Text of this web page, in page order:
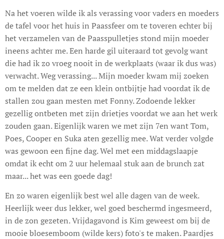
Na het voeren wilde ik als verassing voor vaders en moeders
de tafel voor het huis in Paassfeer om te toveren echter bij
het verzamelen van de Paasspulletjes stond mijn moeder
ineens achter me. Een harde gil uiteraard tot gevolg want
die had ik zo vroeg nooit in de werkplaats (waar ik dus was)
verwacht. Weg verassing... Mijn moeder kwam mij zoeken
om te melden dat ze een klein ontbijtje had voordat ik de
stallen zou gaan mesten met Fonny. Zodoende lekker
gezellig ontbeten met zijn drietjes voordat we aan het werk
zouden gaan. Eigenlijk waren we met zijn 7en want Tom,
Poes, Cooper en Suka aten gezellig mee. Wat verder volgde
was gewoon een fijne dag. Wel met een middagslaapje
omdat ik echt om 2 uur helemaal stuk aan de brunch zat
maar... het was een goede dag!
En zo waren eigenlijk best wel alle dagen van de week.
Heerlijk weer dus lekker, wel goed beschermd ingesmeerd,
in de zon gezeten. Vrijdagavond is Kim geweest om bij de
mooie bloesemboom (wilde kers) foto's te maken. Paardjes